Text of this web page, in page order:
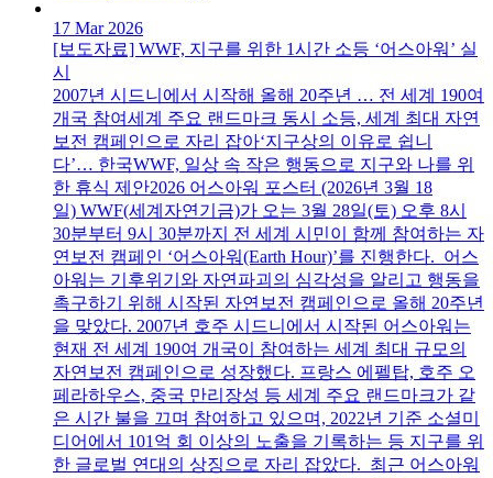
17 Mar 2026
[보도자료] WWF, 지구를 위한 1시간 소등 ‘어스아워’ 실
시
2007년 시드니에서 시작해 올해 20주년 … 전 세계 190여
개국 참여세계 주요 랜드마크 동시 소등, 세계 최대 자연
보전 캠페인으로 자리 잡아‘지구상의 이유로 쉽니
다’… 한국WWF, 일상 속 작은 행동으로 지구와 나를 위
한 휴식 제안2026 어스아워 포스터 (2026년 3월 18
일) WWF(세계자연기금)가 오는 3월 28일(토) 오후 8시
30분부터 9시 30분까지 전 세계 시민이 함께 참여하는 자
연보전 캠페인 ‘어스아워(Earth Hour)’를 진행한다. 어스
아워는 기후위기와 자연파괴의 심각성을 알리고 행동을
촉구하기 위해 시작된 자연보전 캠페인으로 올해 20주년
을 맞았다. 2007년 호주 시드니에서 시작된 어스아워는
현재 전 세계 190여 개국이 참여하는 세계 최대 규모의
자연보전 캠페인으로 성장했다. 프랑스 에펠탑, 호주 오
페라하우스, 중국 만리장성 등 세계 주요 랜드마크가 같
은 시간 불을 끄며 참여하고 있으며, 2022년 기준 소셜미
디어에서 101억 회 이상의 노출을 기록하는 등 지구를 위
한 글로벌 연대의 상징으로 자리 잡았다. 최근 어스아워